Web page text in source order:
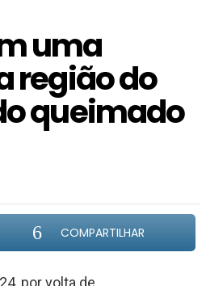
uma
região do
queimado
COMPARTILHAR
por volta de